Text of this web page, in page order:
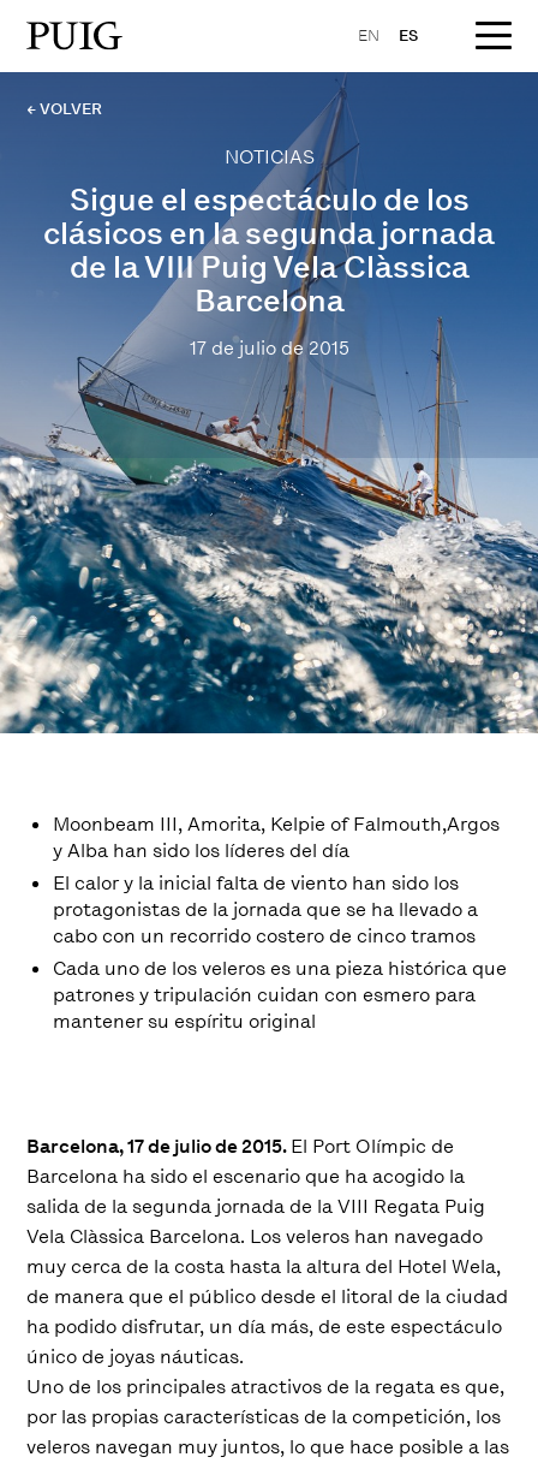
EN ES
← VOLVER
NOTICIAS
Sigue el espectáculo de los
clásicos en la segunda jornada
de la VIII Puig Vela Clàssica
Barcelona
17 de julio de 2015
Moonbeam III, Amorita, Kelpie of Falmouth,Argos
y Alba han sido los líderes del día
El calor y la inicial falta de viento han sido los
protagonistas de la jornada que se ha llevado a
cabo con un recorrido costero de cinco tramos
Cada uno de los veleros es una pieza histórica que
patrones y tripulación cuidan con esmero para
mantener su espíritu original
Barcelona, 17 de julio de 2015.El Port Olímpic de
Barcelona ha sido el escenario que ha acogido la
salida de la segunda jornada de la VIII Regata Puig
Vela Clàssica Barcelona. Los veleros han navegado
muy cerca de la costa hasta la altura del Hotel Wela,
de manera que el público desde el litoral de la ciudad
ha podido disfrutar, un día más, de este espectáculo
único de joyas náuticas.
Uno de los principales atractivos de la regata es que,
por las propias características de la competición, los
veleros navegan muy juntos, lo que hace posible a las